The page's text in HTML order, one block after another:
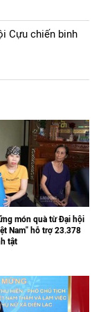
Cựu chiến binh
món quà từ Đại hội
Nam" hỗ trợ 23.378
tật